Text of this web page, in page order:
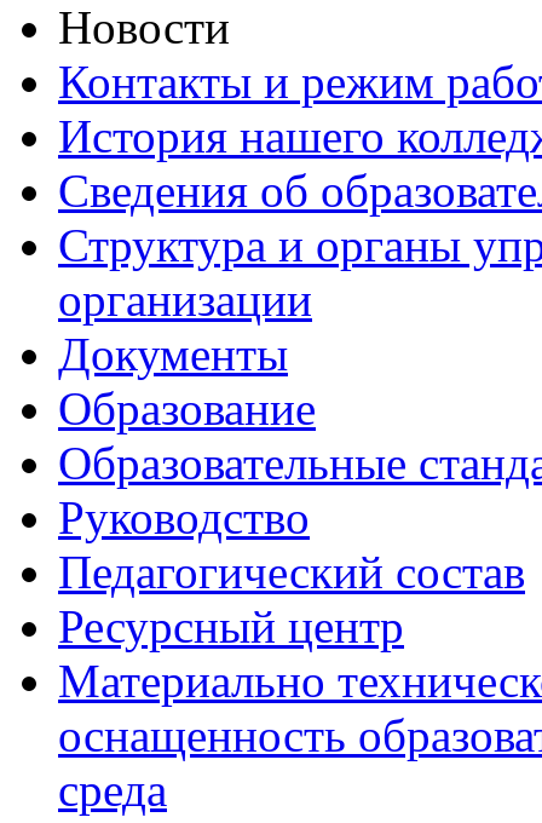
Новости
Контакты и режим
История нашего
Сведения об
Структура и органы
организации
Документы
Образование
Образовательные
Руководство
Педагогический состав
Ресурсный центр
Материально
оснащенность
среда